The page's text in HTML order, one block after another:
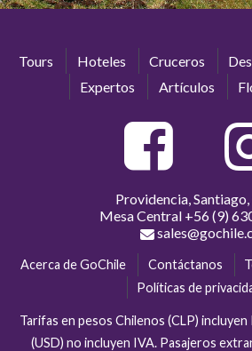
Tours Hoteles Cruceros
Expertos
Artículos
Providencia,
Mesa Central +56 (9)
Acerca de GoChile Contáctanos
Políticas de
Tarifas en pesos Chilenos (CLP)
(USD) no incluyen IVA. Pasajeros